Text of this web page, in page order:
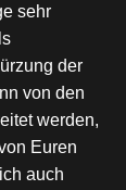
sehr
der
von den
werden,
Euren
auch